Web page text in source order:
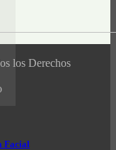
Facial
los Derechos